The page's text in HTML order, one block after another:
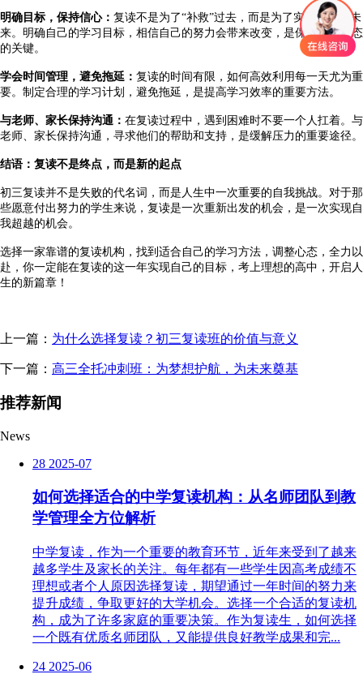
明确目标，保持信心： 复读不是为了“补救”过去，而是为了实现更好的未
来。明确自己的学习目标，相信自己的努力会带来改变，是保持积极心态
的关键。
学会时间管理，避免拖延 ： 复读的时间有限，如何高效利用每一天尤为重
要。制定合理的学习计划，避免拖延，是提高学习效率的重要方法。
与老师、家长保持沟通 ： 在复读过程中，遇到困难时不要一个人扛着。与
老师、家长保持沟通，寻求他们的帮助和支持，是缓解压力的重要途径。
结语：复读不是终点，而是新的起点
初三复读并不是失败的代名词，而是人生中一次重要的自我挑战。对于那
些愿意付出努力的学生来说，复读是一次重新出发的机会，是一次实现自
我超越的机会。
选择一家靠谱的复读机构，找到适合自己的学习方法，调整心态，全力以
赴，你一定能在复读的这一年实现自己的目标，考上理想的高中，开启人
生的新篇章！
上一篇： 为什么选择复读？初三复读班的价值与意义
下一篇： 高三全托冲刺班：为梦想护航，为未来奠基
推荐新闻
News
28 2025-07
如何选择适合的中学复读机构：从名师团队到教
学管理全方位解析
中学复读，作为一个重要的教育环节，近年来受到了越来
越多学生及家长的关注。每年都有一些学生因高考成绩不
理想或者个人原因选择复读，期望通过一年时间的努力来
提升成绩，争取更好的大学机会。选择一个合适的复读机
构，成为了许多家庭的重要决策。作为复读生，如何选择
一个既有优质名师团队，又能提供良好教学成果和完...
24 2025-06